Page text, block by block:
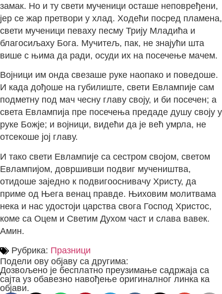
замак. Но и ту свети мученици осташе неповређени,
јер се жар претвори у хлад. Ходећи посред пламена,
свети мученици певаху песму Трију Младића и
благосиљаху Бога. Мучитељ, пак, не знајући шта
више с њима да ради, осуди их на посечење мачем.
Војници им онда свезаше руке наопако и поведоше.
И када дођоше на губилиште, свети Евлампије сам
подметну под мач чесну главу своју, и би посечен; а
света Евлампија пре посечења предаде душу своју у
руке Божје; и војници, видећи да је већ умрла, не
отсекоше јој главу.
И тако свети Евлампије са сестром својом, светом
Евлампијом, довршивши подвиг мучеништва,
отидоше заједно к подвигооснивачу Христу, да
приме од Њега венац правде. Њиховим молитвама
нека и нас удостоји царства свога Господ Христос,
коме са Оцем и Светим Духом част и слава вавек.
Амин.
Рубрика: Празници
Подели ову објаву са другима:
Дозвољено је бесплатно преузимање садржаја са
сајта уз обавезно навођење оригиналног линка ка
објави.